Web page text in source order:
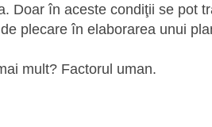
Doar în aceste condiţii se pot
plecare în elaborarea unui
mult? Factorul uman.